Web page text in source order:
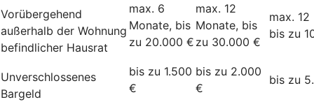
Vorübergehend
außerhalb der Wohnung
befindlicher Hausrat
max. 6
Monate, bis
zu 20.000 €
max. 12
Monate, bis
zu 30.000 €
max.
bis zu
Unverschlossenes
Bargeld
bis zu 1.500
€
bis zu 2.000
€
bis zu